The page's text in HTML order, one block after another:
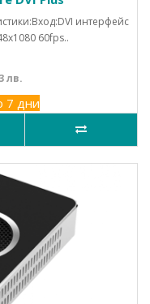
интерфейс
60fps..
лв.
7 дни